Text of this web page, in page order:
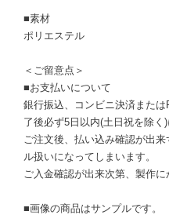
■素材
ポリエステル
＜ご留意点＞
■お支払いについて
銀行振込、コンビニ決済また
了後必ず5日以内(土日祝を除く
ご注文後、払い込み確認が出
ル扱いになってしまいます。
ご入金確認が出来次第、製作に
■画像の商品はサンプルです。